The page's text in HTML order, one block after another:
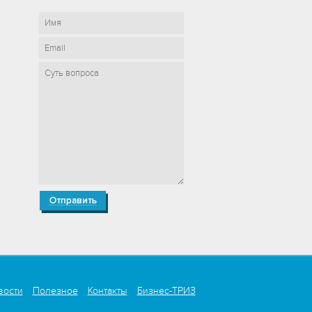
Полезное Контакты Бизнес-ТРИЗ